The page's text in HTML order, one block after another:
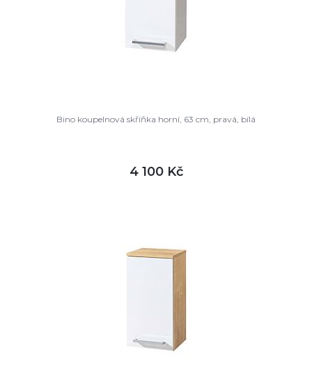
Bino koupelnová skříňka horní, 63 cm, pravá, bílá
4 100 Kč